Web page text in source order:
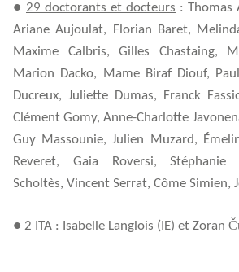
● 29 doctorants et docteurs : Thomas
Ariane Aujoulat, Florian Baret,
Maxime Calbris,Gilles Chastaing,
Marion Dacko, Mame Biraf Diouf,
Ducreux, Juliette Dumas, Franck
Clément Gomy,Anne-Charlotte
Guy Massounie, Julien Muzard,
Reveret, Gaia Roversi, Stéphanie
Scholtès, Vincent Serrat, Côme Simien,
● 2 ITA : Isabelle Langlois (IE) et Zoran